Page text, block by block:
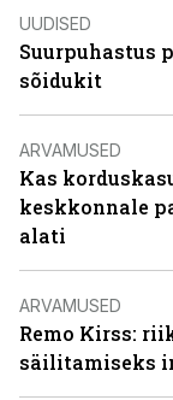
UUDISED
Suurpuhastus
sõidukit
ARVAMUSED
Kas
keskkonnale
alati
ARVAMUSED
Remo Kirss:
säilitamiseks